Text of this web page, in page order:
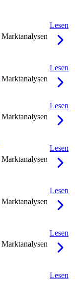
Marktanalysen
Lesen
Marktanalysen
Lesen
Marktanalysen
Lesen
Marktanalysen
Lesen
Marktanalysen
Lesen
Marktanalysen
Lesen
Lesen